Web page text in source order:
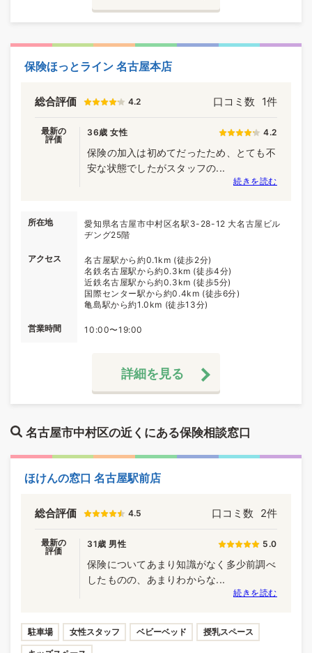
保険ほっとライン 名古屋本店
総合評価 4.2 口コミ数 1件
最新の
評価
36歳 女性 4.2
保険の加入は初めてだったため、とても不
安な状態でしたがスタッフの...
続きを読む
所在地
愛知県名古屋市中村区名駅3-28-12 大名古屋ビル
ヂング25階
アクセス
名古屋駅から約0.1km (徒歩2分)
名鉄名古屋駅から約0.3km (徒歩4分)
近鉄名古屋駅から約0.3km (徒歩5分)
国際センター駅から約0.4km (徒歩6分)
亀島駅から約1.0km (徒歩13分)
営業時間 10:00〜19:00
詳細を見る
名古屋市中村区の近くにある保険相談窓口
ほけんの窓口 名古屋駅前店
総合評価 4.5 口コミ数 2件
最新の
評価
31歳 男性 5.0
保険についてあまり知識がなく多少前調べ
したものの、あまりわからな...
続きを読む
駐車場 女性スタッフ ベビーベッド 授乳スペース